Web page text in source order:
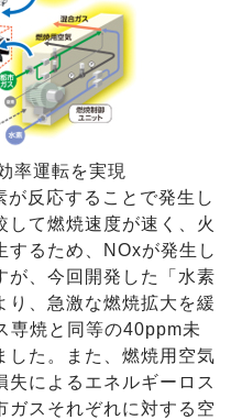
率運転を実現
反応することで発生し
して燃焼速度が速く、火
するため、NOxが発生し
が、今回開発した「水素
り、急激な燃焼拡大を緩
専焼と同等の40ppm未
した。また、燃焼用空気
失によるエネルギーロス
ガスそれぞれに対する空